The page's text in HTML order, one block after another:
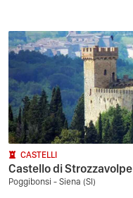
CASTELLI
Castello di Strozzavolpe
Poggibonsi - Siena (SI)